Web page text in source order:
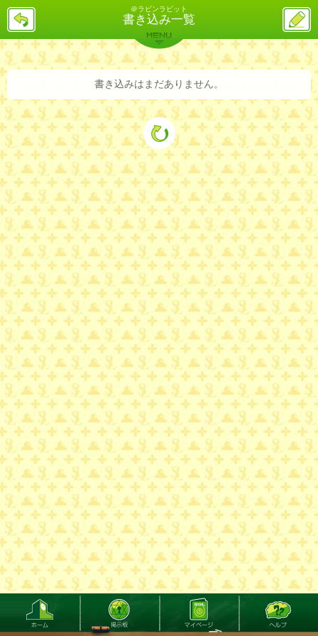
＠ラビンラビット
書き込み一覧
戻
ス
投
稿
バックナンバー 詳細検索 ランキング
MENU
書き込みはまだありません。